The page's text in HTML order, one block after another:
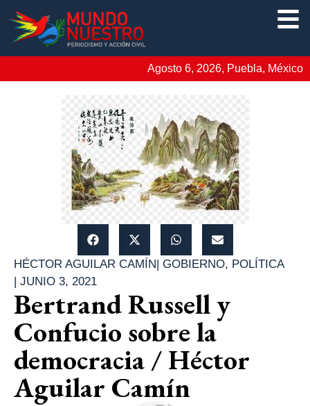
Agosto 6, 2026, Puebla, México
HÉCTOR AGUILAR CAMÍN| GOBIERNO, POLÍTICA
| JUNIO 3, 2021
Bertrand Russell y
Confucio sobre la
democracia / Héctor
Aguilar Camín